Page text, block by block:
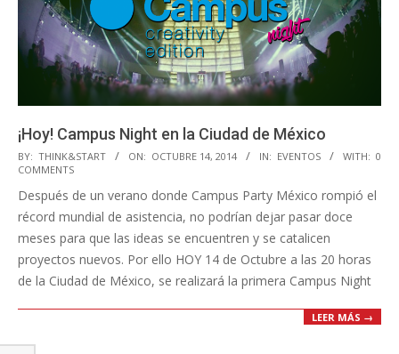
¡Hoy! Campus Night en la Ciudad de México
2014-
10-
14
BY: THINK&START ON: OCTUBRE 14, 2014 IN: EVENTOS WITH: 0
COMMENTS
Después de un verano donde Campus Party México rompió el
récord mundial de asistencia, no podrían dejar pasar doce
meses para que las ideas se encuentren y se catalicen
proyectos nuevos. Por ello HOY 14 de Octubre a las 20 horas
de la Ciudad de México, se realizará la primera Campus Night
LEER MÁS →